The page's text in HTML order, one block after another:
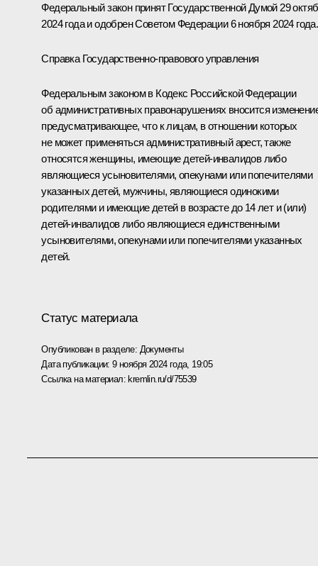
Федеральный закон принят Государственной Думой 29
2024 года и одобрен Советом Федерации 6 ноября 2024 года.
Справка Государственно-правового управления
Федеральным законом в Кодекс Российской Федерации
об административных правонарушениях вносится
предусматривающее, что к лицам, в отношении которых
не может применяться административный арест, также
относятся женщины, имеющие детей-инвалидов либо
являющиеся усыновителями, опекунами или попечителями
указанных детей, мужчины, являющиеся одинокими
родителями и имеющие детей в возрасте до 14 лет и (или)
детей-инвалидов либо являющиеся единственными
усыновителями, опекунами или попечителями указанных
детей.
Статус материала
Опубликован в разделе: Документы
Дата публикации:9 ноября 2024 года, 19:05
Ссылка на материал: kremlin.ru/d/75539